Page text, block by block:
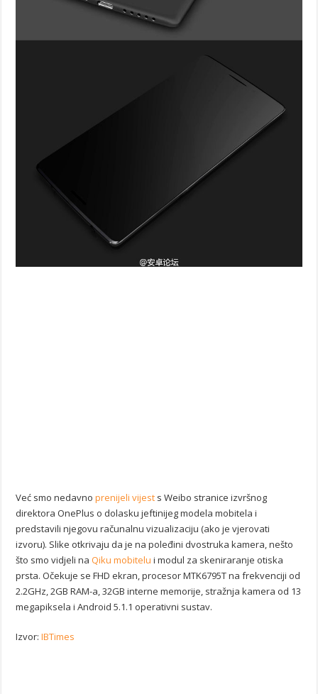
Već smo nedavnoprenijeli vijest s Weibo stranice izvršnog
direktora OnePlus o dolasku jeftinijeg modela mobitela i
predstavili njegovu računalnu vizualizaciju (ako je vjerovati
izvoru). Slike otkrivaju da je na poleđini dvostruka kamera, nešto
što smo vidjeli naQiku mobitelu i modul za skeniraranje otiska
prsta. Očekuje se FHD ekran, procesor MTK6795T na frekvenciji od
2.2GHz, 2GB RAM-a, 32GB interne memorije, stražnja kamera od 13
megapiksela i Android 5.1.1 operativni sustav.
Izvor:IBTimes